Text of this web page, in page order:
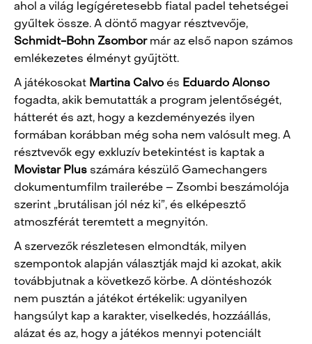
ahol a világ legígéretesebb fiatal padel tehetségei
gyűltek össze. A döntő magyar résztvevője,
Schmidt-Bohn Zsombormár az első napon számos
emlékezetes élményt gyűjtött.
A játékosokat Martina Calvo és Eduardo Alonso
fogadta, akik bemutatták a program jelentőségét,
hátterét és azt, hogy a kezdeményezés ilyen
formában korábban még soha nem valósult meg. A
résztvevők egy exkluzív betekintést is kaptak a
Movistar Plus számára készülő Gamechangers
dokumentumfilm trailerébe – Zsombi beszámolója
szerint „brutálisan jól néz ki”, és elképesztő
atmoszférát teremtett a megnyitón.
A szervezők részletesen elmondták, milyen
szempontok alapján választják majd ki azokat, akik
továbbjutnak a következő körbe. A döntéshozók
nem pusztán a játékot értékelik: ugyanilyen
hangsúlyt kap a karakter, viselkedés, hozzáállás,
alázat és az, hogy a játékos mennyi potenciált